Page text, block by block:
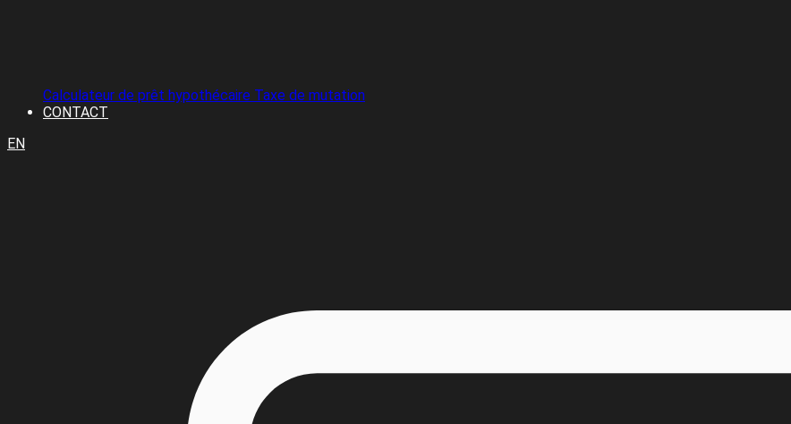
Calculateur de prêt hypothécaire Taxe de mutation
CONTACT
EN